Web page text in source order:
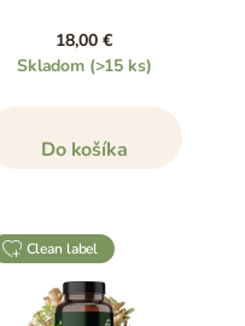
18,00 €
Skladom (>15 ks)
Do košíka
clean label